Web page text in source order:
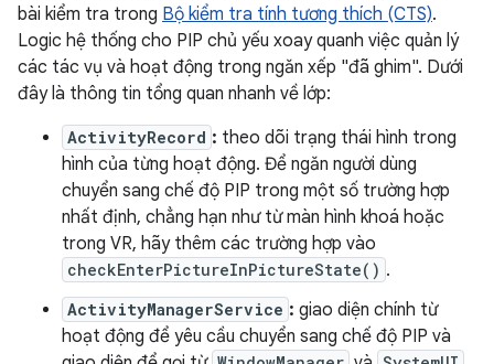
bài kiểm tra trong Bộ kiểm tra tính tương thích (CTS).
Logic hệ thống cho PIP chủ yếu xoay quanh việc quản lý
các tác vụ và hoạt động trong ngăn xếp "đã ghim". Dưới
đây là thông tin tổng quan nhanh về lớp:
ActivityRecord : theo dõi trạng thái hình trong
hình của từng hoạt động. Để ngăn người dùng
chuyển sang chế độ PIP trong một số trường hợp
nhất định, chẳng hạn như từ màn hình khoá hoặc
trong VR, hãy thêm các trường hợp vào
checkEnterPictureInPictureState() .
ActivityManagerService : giao diện chính từ
hoạt động để yêu cầu chuyển sang chế độ PIP và